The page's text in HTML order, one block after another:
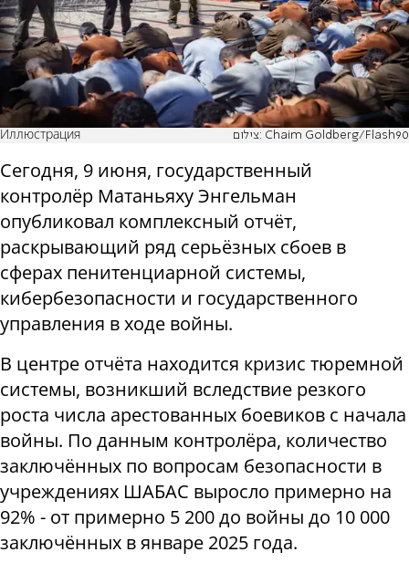
Иллюстрация צילום: Chaim Goldberg/Flash90
Сегодня, 9 июня, государственный
контролёр Матаньяху Энгельман
опубликовал комплексный отчёт,
раскрывающий ряд серьёзных сбоев в
сферах пенитенциарной системы,
кибербезопасности и государственного
управления в ходе войны.
В центре отчёта находится кризис тюремной
системы, возникший вследствие резкого
роста числа арестованных боевиков с начала
войны. По данным контролёра, количество
заключённых по вопросам безопасности в
учреждениях ШАБАС выросло примерно на
92% - от примерно 5 200 до войны до 10 000
заключённых в январе 2025 года.